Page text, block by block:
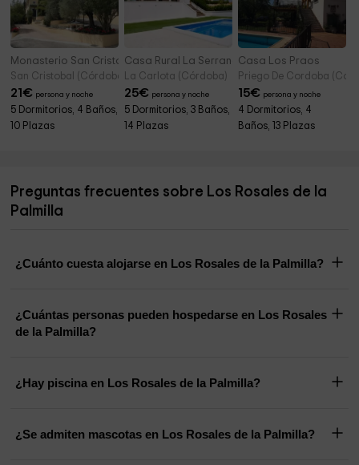
Monasterio San Cristóbal
San Cristobal (Córdoba) (Córdoba)
21€ persona y noche
5 Dormitorios, 4 Baños,
10 Plazas
Casa Rural La Serrana
La Carlota (Córdoba)
25€ persona y noche
5 Dormitorios, 3 Baños,
14 Plazas
Casa Los Praos
Priego De Cordoba
15€ persona y noche
4 Dormitorios, 4
Baños, 13 Plazas
Preguntas frecuentes sobre Los Rosales de la
Palmilla
¿Cuánto cuesta alojarse en Los Rosales de la Palmilla?
¿Cuántas personas pueden hospedarse en Los Rosales
de la Palmilla?
¿Hay piscina en Los Rosales de la Palmilla?
¿Se admiten mascotas en Los Rosales de la Palmilla?